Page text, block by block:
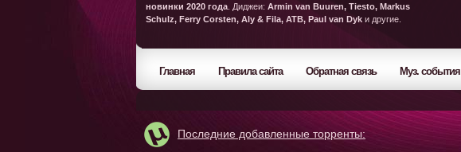
новинки 2020 года . Диджеи: Armin van Buuren, Tiesto, Markus
Schulz, Ferry Corsten, Aly & Fila, ATB, Paul van Dyk и другие.
Главная Правила сайта Обратная связь Муз. события
Последние добавленные торренты: